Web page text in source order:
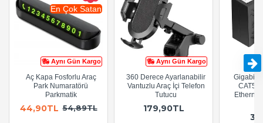
Aynı Gün Kargo
En Çok Satan
Aç Kapa Fosforlu Araç
Park Numaratörü
Parkmatik
44,90TL 54,89TL
Aynı Gün Kargo
360 Derece Ayarlanabilir
Vantuzlu Araç İçi Telefon
Tutucu
179,90TL
Gigabit
CAT5e